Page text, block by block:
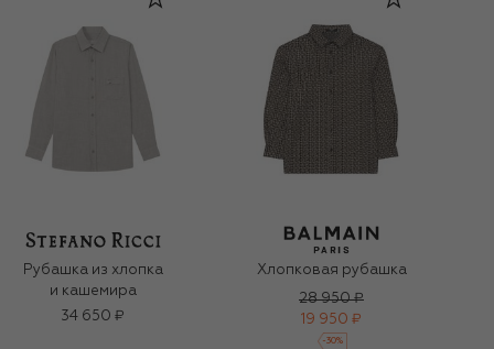
Рубашка из хлопка
и кашемира
34 650 ₽
Хлопковая рубашка
28 950 ₽
19 950 ₽
-30%